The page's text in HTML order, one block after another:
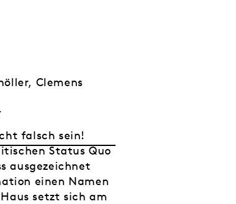
Clemens
falsch sein!
Status Quo
ausgezeichnet
einen Namen
setzt sich am